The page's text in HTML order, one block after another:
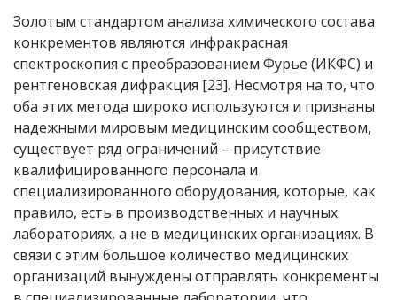
Золотым стандартом анализа химического состава
конкрементов являются инфракрасная
спектроскопия с преобразованием Фурье (ИКФС) и
рентгеновская дифракция [23]. Несмотря на то, что
оба этих метода широко используются и признаны
надежными мировым медицинским сообществом,
существует ряд ограничений – присутствие
квалифицированного персонала и
специализированного оборудования, которые, как
правило, есть в производственных и научных
лабораториях, а не в медицинских организациях. В
связи с этим большое количество медицинских
организаций вынуждены отправлять конкременты